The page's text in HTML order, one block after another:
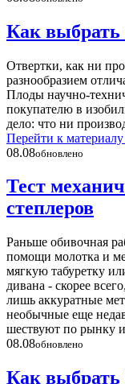
Как выбрать
Отвертки, как ни
разнообразием
Плоды научно-
покупателю в
дело: что ни
Перейти к материалу
08.08обновлено
Тест
степлеров
Раньше обивочная
помощи молотка и
мягкую табуретку
дивана - скорее
лишь аккуратные
необычные еще
шествуют по рынку
08.08обновлено
Как выбрать